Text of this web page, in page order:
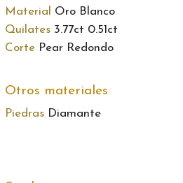
Material Oro Blanco
Quilates3.77ct 0.51ct
CortePear Redondo
Otros materiales
PiedrasDiamante